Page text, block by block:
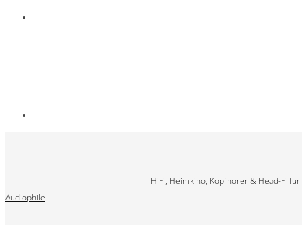
HiFi, Heimkino, Kopfhörer & Head-Fi für
Audiophile